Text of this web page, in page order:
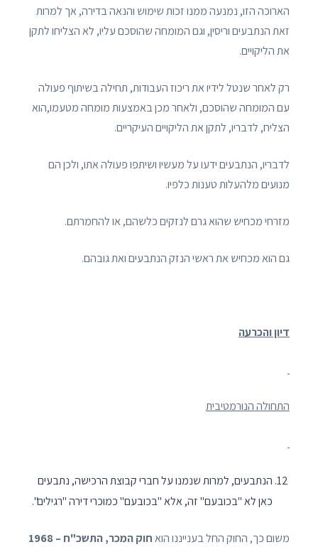
הארוכה הזו, נמנעה ממנו זכות שימוש והנאה בדירה, אך למרות
זאת הנתבעים וריסין, וגם המומחה שהוסכם עליו, לא הצליחו לתקן
את הליקויים.
רק לאחר שנטל לידיו את ריכוז העבודות, תחילה בשיתוף פעולה
עם המומחה שהוסכם, ולאחר מכן באמצעות מומחה מטעמו,הוא
הצליח, לדבריו, לתקן את הליקויים העיקריים.
לדבריו, הנתבעים ידעו על מעשיו ושיתפו פעולה אתו, ולכן הם
מנועים מלהעלות טענות כלפיו.
מזרחי מכחיש שהוא גרם לנזקים כלשהם, או להחמרתם.
גם הוא מכחיש את ראשי הנזק הנתבעים ואת גובהם.
דיון והכרעה
התחולה הנורמטיבית
הנתבעים, למרות שנמנו על חברי קבוצת הרכישה, נתבעים
כאן לא "בכובעם" זה, אלא "בכובעם" כמוכרי דירה "רגילים".
משום כך, החוק החל בענייננו הואחוק המכר, התשכ"ח – 1968